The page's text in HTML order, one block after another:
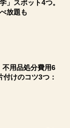
」スポット4つ。
放題も
不用品処分費用6
けのコツ3つ：